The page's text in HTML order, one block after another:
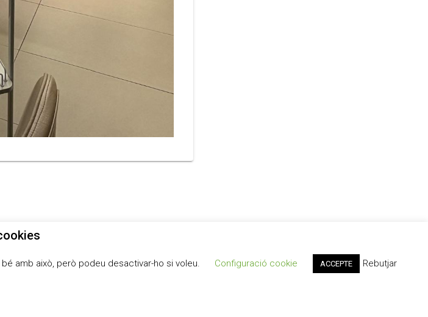
amb això, però podeu desactivar-ho si voleu. Configuració cookie ACCEPTE Rebutjar